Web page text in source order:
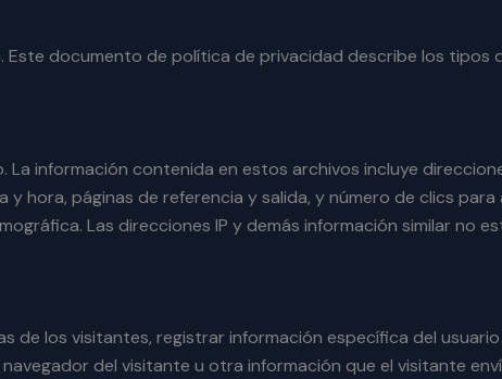
documento de política de privacidad describe los tipos
información contenida en estos archivos incluye
hora, páginas de referencia y salida, y número de clics para
Las direcciones IP y demás información similar no
los visitantes, registrar información específica del
del visitante u otra información que el visitante